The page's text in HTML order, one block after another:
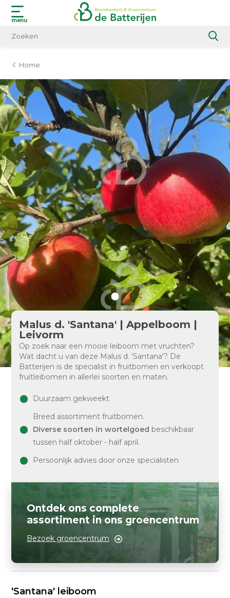
menu
Home
Malus d. 'Santana' | Appelboom |
Leivorm
Op zoek naar een mooie leiboom met vruchten?
Wat dacht u van deze Malus d. 'Santana'? De
Batterijen is de specialist in fruitbomen en verkoopt
fruitleibomen in allerlei soorten en maten.
Duurzaam gekweekt
Breed assortiment fruitbomen.
Diverse soorten in wortelgoed beschikbaar
tussen half oktober - half april.
Persoonlijk advies door onze specialisten
Ontdek ons complete
assortiment in ons groencentrum
Bezoek groencentrum
'Santana' leiboom